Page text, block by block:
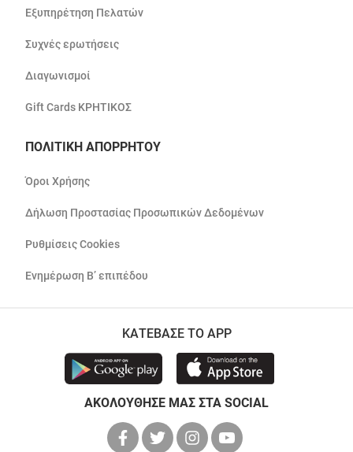
Εξυπηρέτηση Πελατών
Συχνές ερωτήσεις
Διαγωνισμοί
Gift Cards ΚΡΗΤΙΚΟΣ
ΠΟΛΙΤΙΚΗ ΑΠΟΡΡΗΤΟΥ
Όροι Χρήσης
Δήλωση Προστασίας Προσωπικών Δεδομένων
Ρυθμίσεις Cookies
Ενημέρωση Β’ επιπέδου
ΚΑΤΕΒΑΣΕ ΤΟ APP
ΑΚΟΛΟΥΘΗΣΕ ΜΑΣ ΣΤΑ SOCIAL